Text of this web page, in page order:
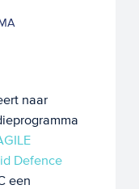
naar
Defence
een